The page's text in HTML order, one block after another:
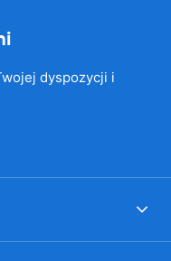
dyspozycji i